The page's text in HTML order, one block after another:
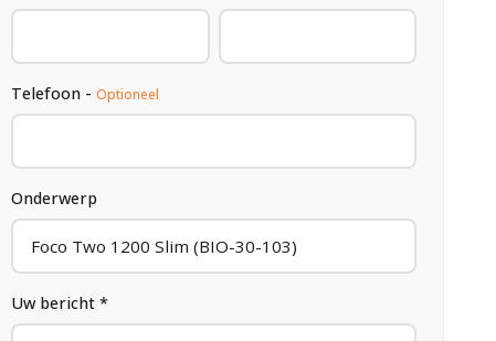
Telefoon -Optioneel
Onderwerp
Uw bericht *